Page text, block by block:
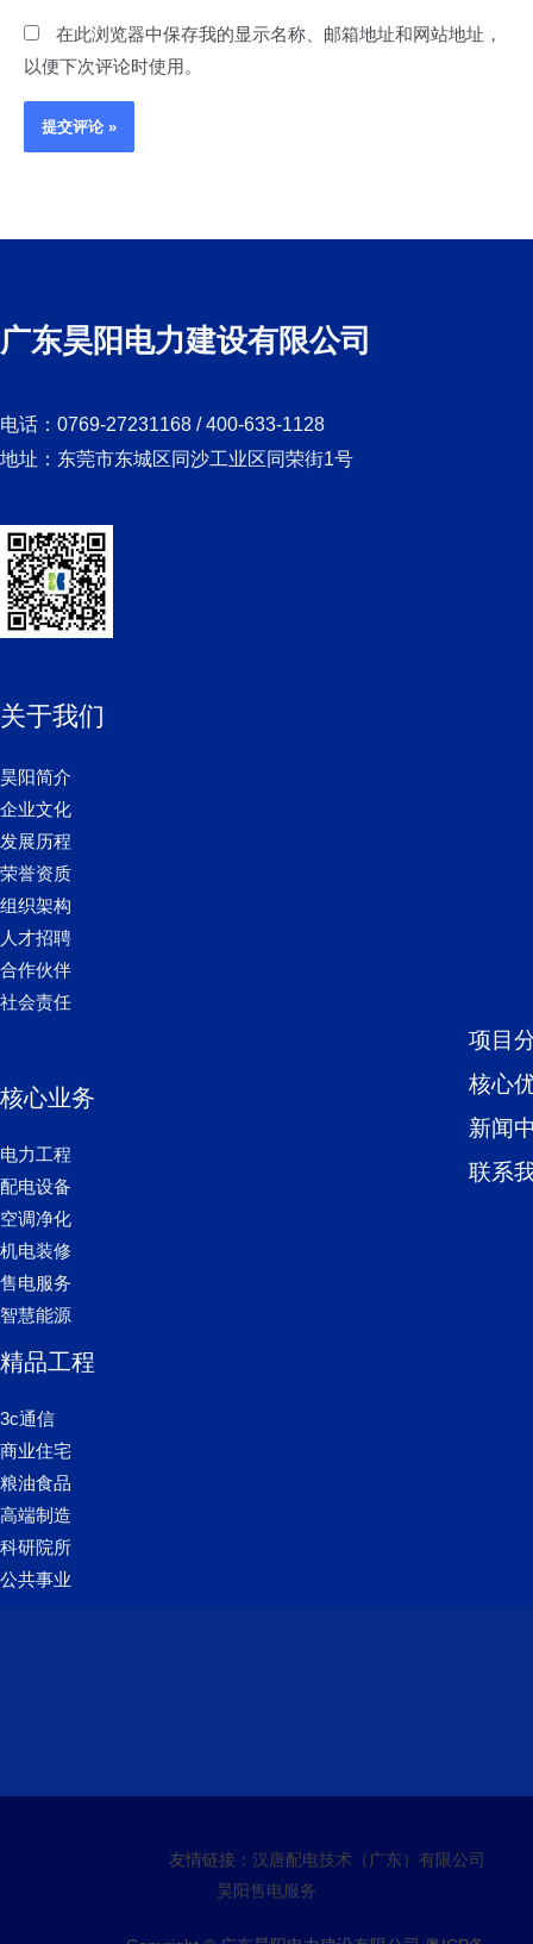
在此浏览器中保存我的显示名称、邮箱地址和网站地址，
以便下次评论时使用。
广东昊阳电力建设有限公司
电话：0769-27231168 / 400-633-1128
地址：东莞市东城区同沙工业区同荣街1号
关于我们
昊阳简介
企业文化
发展历程
荣誉资质
组织架构
人才招聘
合作伙伴
社会责任
核心业务
电力工程
配电设备
空调净化
机电装修
售电服务
智慧能源
精品工程
3c通信
商业住宅
粮油食品
高端制造
科研院所
公共事业
项目
核心
新闻
联系
友情链接： 汉唐配电技术（广东）有限公司
昊阳售电服务